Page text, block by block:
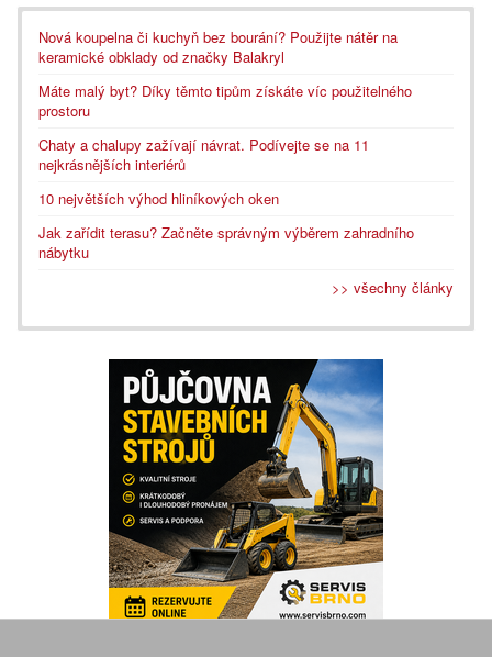
Nová koupelna či kuchyň bez bourání? Použijte nátěr na
keramické obklady od značky Balakryl
Máte malý byt? Díky těmto tipům získáte víc použitelného
prostoru
Chaty a chalupy zažívají návrat. Podívejte se na 11
nejkrásnějších interiérů
10 největších výhod hliníkových oken
Jak zařídit terasu? Začněte správným výběrem zahradního
nábytku
>> všechny články